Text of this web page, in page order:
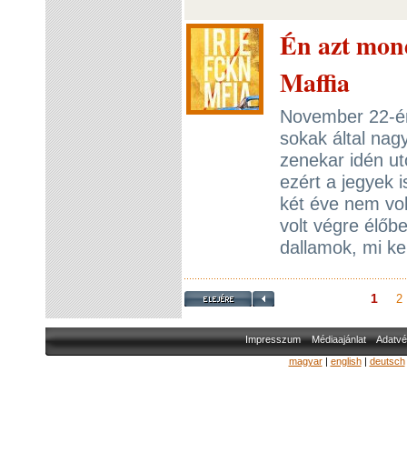
Én azt
Maffia
November 22-
sokak által
zenekar idén
ezért a jegyek
két éve nem
volt végre
dallamok, mi
1 2
Impresszum Médiaajánlat
magyar| english| deutsch